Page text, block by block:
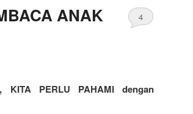
ANAK
4
KITA PERLU PAHAMI dengan